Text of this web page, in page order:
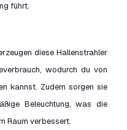
führt.
diese Hallenstrahler
wodurch du von
kannst. Zudem sorgen sie
Beleuchtung, was die
Raum verbessert.